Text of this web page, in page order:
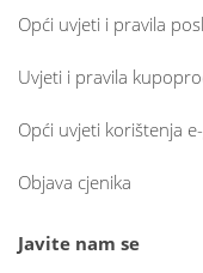
Opći uvjeti i pravila
Uvjeti i pravila
Opći uvjeti korištenja
Objava cjenika
Javite nam se